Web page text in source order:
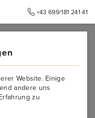
+43 699/181 241 41
Website. Einige
andere uns
zu